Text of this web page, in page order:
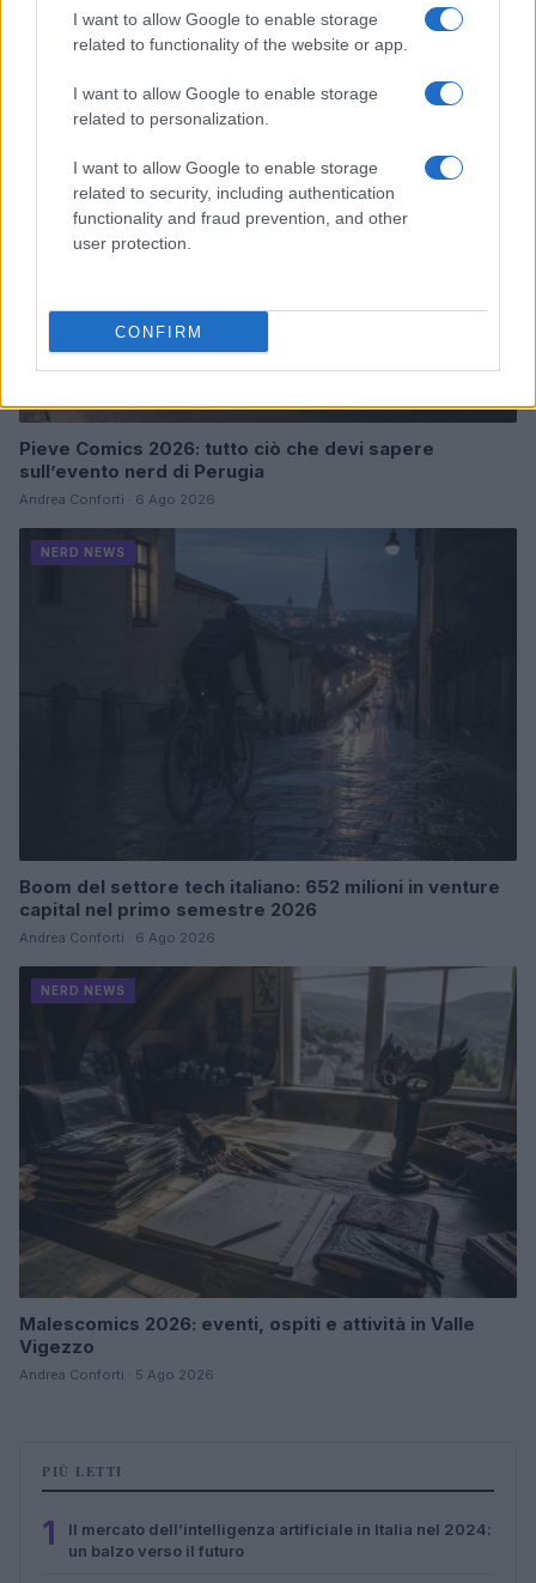
I want to allow Google to enable storage
related to functionality of the website or app.
I want to allow Google to enable storage
related to personalization.
I want to allow Google to enable storage
related to security, including authentication
functionality and fraud prevention, and other
user protection.
CONFIRM
Continua a leggere
NERD NEWS
Pieve Comics 2026: tutto ciò che devi sapere
sull’evento nerd di Perugia
Andrea Conforti · 6 Ago 2026
NERD NEWS
Boom del settore tech italiano: 652 milioni in venture
capital nel primo semestre 2026
Andrea Conforti · 6 Ago 2026
NERD NEWS
Malescomics 2026: eventi, ospiti e attività in Valle
Vigezzo
Andrea Conforti · 5 Ago 2026
PIÙ LETTI
1
Il mercato dell’intelligenza artificiale in Italia nel 2024:
un balzo verso il futuro